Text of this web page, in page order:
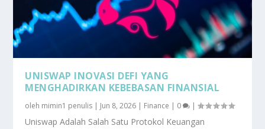
UNISWAP INOVASI DEFI YANG
MENGHADIRKAN KEBEBASAN FINANSIAL
oleh mimin1 penulis Jun 8, 2026 Finance 0 |
Uniswap Adalah Salah Satu Protokol Keuangan